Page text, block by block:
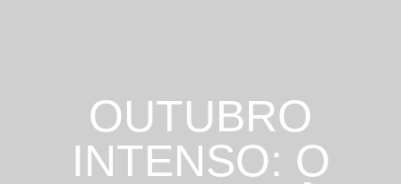
OUTUBRO
INTENSO: O